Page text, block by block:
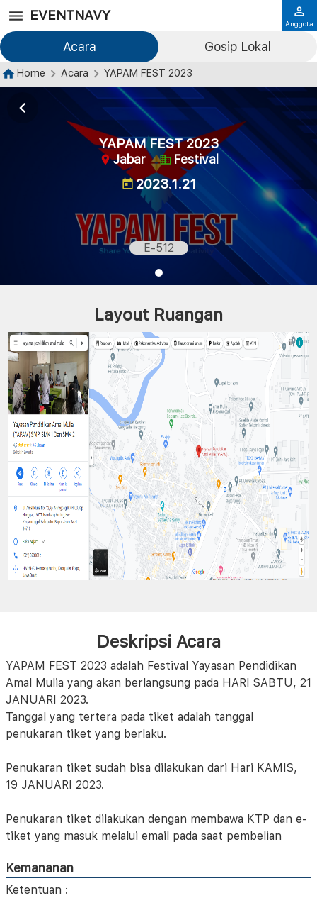
EVENTNAVY
Acara Gosip Lokal
Anggota
Home Acara YAPAM FEST 2023
YAPAM FEST 2023
Jabar Festival
2023.1.21
E-512
Layout Ruangan
Deskripsi Acara
YAPAM FEST 2023 adalah Festival Yayasan Pendidikan
Amal Mulia yang akan berlangsung pada HARI SABTU, 21
JANUARI 2023.
Tanggal yang tertera pada tiket adalah tanggal
penukaran tiket yang berlaku.
Penukaran tiket sudah bisa dilakukan dari Hari KAMIS,
19 JANUARI 2023.
Penukaran tiket dilakukan dengan membawa KTP dan e-
tiket yang masuk melalui email pada saat pembelian
Kemananan
Ketentuan :